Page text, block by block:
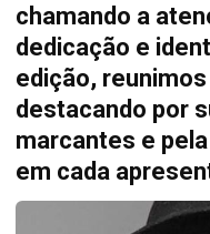
chamando a
dedicação e
edição,
destacando por
marcantes e
em cada